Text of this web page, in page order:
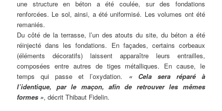
une structure en béton a été coulée, sur des fondations
renforcées. Le sol, ainsi, a été uniformisé. Les volumes ont été
remaniés.
Du côté de la terrasse, l’un des atouts du site, du béton a été
réinjecté dans les fondations. En façades, certains corbeaux
(éléments décoratifs) laissent apparaître leurs entrailles,
composées entre autres de tiges métalliques. En cause, le
temps qui passe et l’oxydation. « Cela sera réparé à
l’identique, par le maçon, afin de retrouver les mêmes
formes », décrit Thibaut Fidelin.